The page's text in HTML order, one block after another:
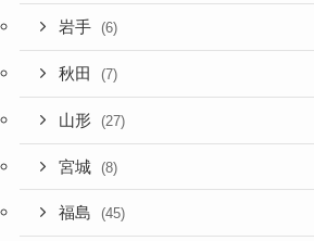
岩手 (6)
秋田 (7)
山形 (27)
宮城 (8)
福島 (45)